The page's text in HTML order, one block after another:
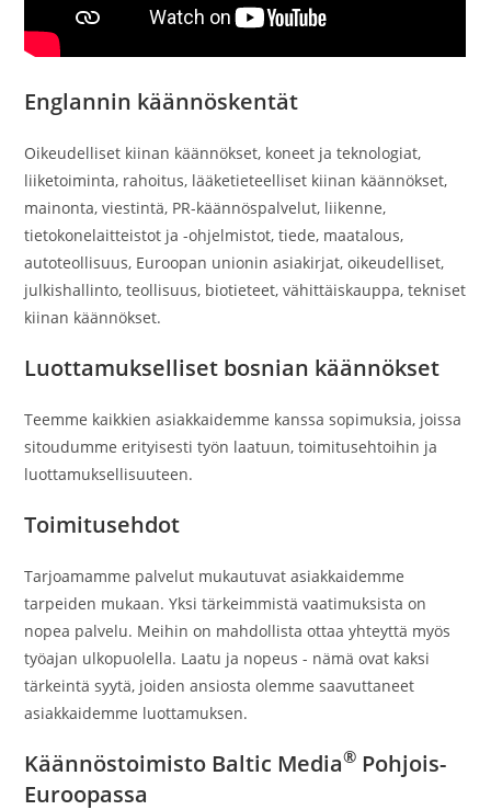
Englannin käännöskentät
Oikeudelliset kiinan käännökset, koneet ja teknologiat,
liiketoiminta, rahoitus, lääketieteelliset kiinan käännökset,
mainonta, viestintä, PR-käännöspalvelut, liikenne,
tietokonelaitteistot ja -ohjelmistot, tiede, maatalous,
autoteollisuus, Euroopan unionin asiakirjat, oikeudelliset,
julkishallinto, teollisuus, biotieteet, vähittäiskauppa, tekniset
kiinan käännökset.
Luottamukselliset bosnian käännökset
Teemme kaikkien asiakkaidemme kanssa sopimuksia, joissa
sitoudumme erityisesti työn laatuun, toimitusehtoihin ja
luottamuksellisuuteen.
Toimitusehdot
Tarjoamamme palvelut mukautuvat asiakkaidemme
tarpeiden mukaan. Yksi tärkeimmistä vaatimuksista on
nopea palvelu. Meihin on mahdollista ottaa yhteyttä myös
työajan ulkopuolella. Laatu ja nopeus - nämä ovat kaksi
tärkeintä syytä, joiden ansiosta olemme saavuttaneet
asiakkaidemme luottamuksen.
Käännöstoimisto Baltic Media® Pohjois-
Euroopassa